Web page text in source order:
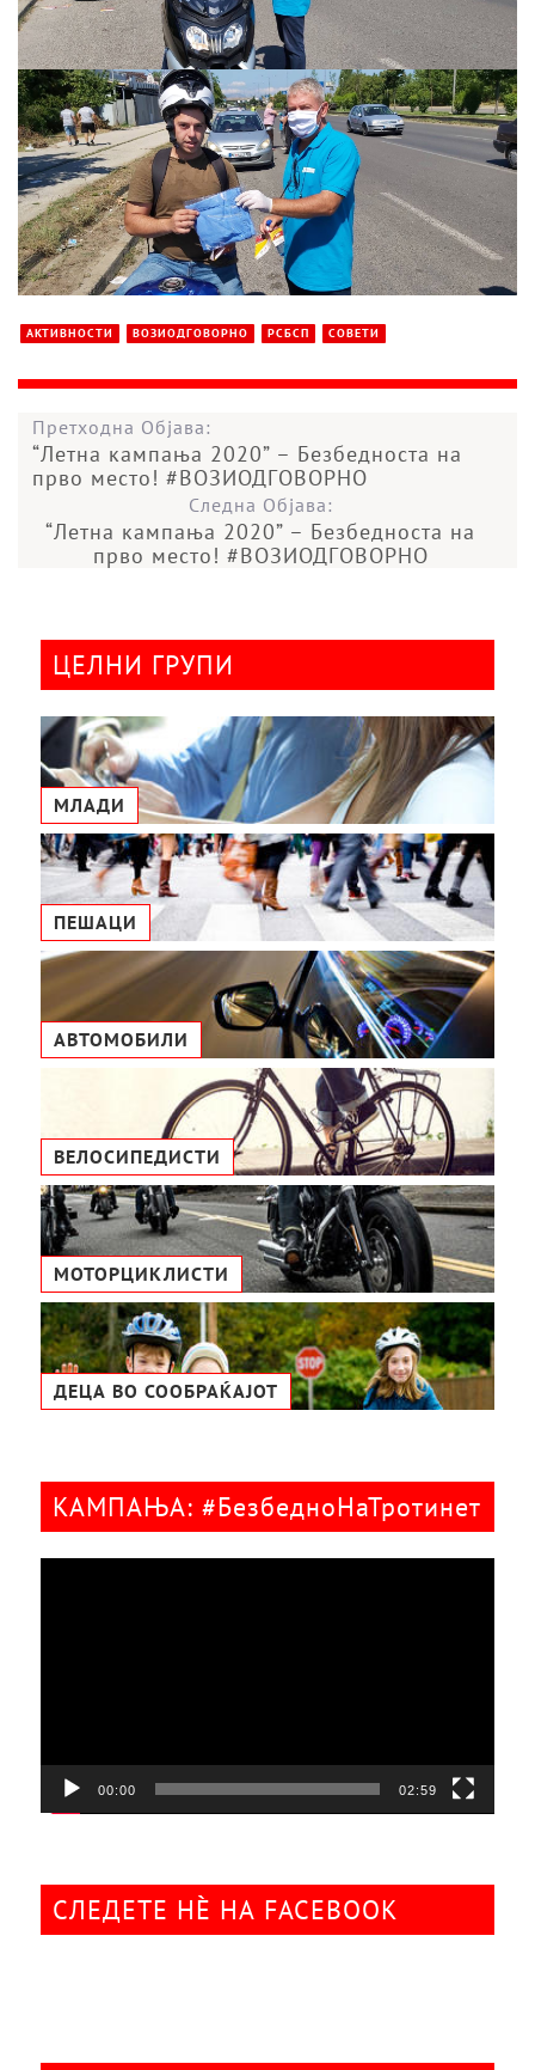
АКТИВНОСТИ ВОЗИОДГОВОРНО РСБСП СОВЕТИ
Претходна Објава:
“Летна кампања 2020” – Безбедноста на
прво место! #ВОЗИОДГОВОРНО
Следна Објава:
“Летна кампања 2020” – Безбедноста на
прво место! #ВОЗИОДГОВОРНО
ЦЕЛНИ ГРУПИ
МЛАДИ
ПЕШАЦИ
АВТОМОБИЛИ
ВЕЛОСИПЕДИСТИ
МОТОРЦИКЛИСТИ
ДЕЦА ВО СООБРАЌАЈОТ
КАМПАЊА: #БезбедноНаТротинет
00:00 02:59
СЛЕДЕТЕ НÈ НА FACEBOOK